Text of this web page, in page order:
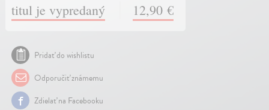
titul je vypredaný 12,90 €
Pridať do wishlistu
Odporučiť známemu
Zdielať na Facebooku